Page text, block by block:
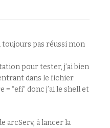
toujours pas réussi mon
pour tester, j’ai bien
dans le fichier
“efi” donc j’ai le shell et
arcServ, à lancer la